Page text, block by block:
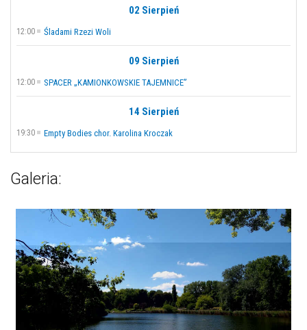
02 Sierpień
12:00 Śladami Rzezi Woli
09 Sierpień
12:00 SPACER „KAMIONKOWSKIE TAJEMNICE”
14 Sierpień
19:30 Empty Bodies chor. Karolina Kroczak
Galeria: